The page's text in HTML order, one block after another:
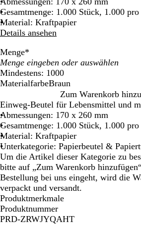
Gesamtmenge: 1.000 Stück, 1.000
Material: Kraftpapier
Details ansehen
Menge*
Mindestens: 1000
MaterialfarbeBraun
r
a
u
n
Zum Warenkorb
Einweg-Beutel für Lebensmittel und
Abmessungen: 170 x 260 mm
Gesamtmenge: 1.000 Stück, 1.000
Material: Kraftpapier
Unterkategorie: Papierbeutel &
Um die Artikel dieser Kategorie zu
bitte auf „Zum Warenkorb
Bestellung bei uns eingeht, wird die
verpackt und versandt.
Produktmerkmale
Produktnummer
PRD-ZRWJYQAHT